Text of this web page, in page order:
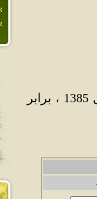
جمعيت شهر قشم طبق سرشماري عمومي نفوس و مسكن در سال 1385 ، برابر